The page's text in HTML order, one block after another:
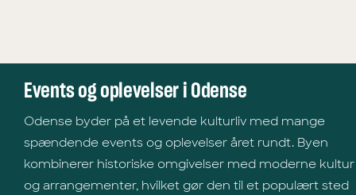
Events og oplevelser i Odense
Odense byder på et levende kulturliv med mange
spændende events og oplevelser året rundt. Byen
kombinerer historiske omgivelser med moderne kultur
og arrangementer, hvilket gør den til et populært sted